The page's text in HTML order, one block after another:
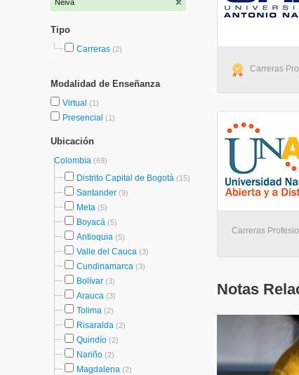
Neiva
Tipo
Carreras (2)
Modalidad de Enseñanza
Virtual (1)
Presencial (1)
Ubicación
Colombia (69)
Distrito Capital de Bogotá (15)
Santander (9)
Meta (5)
Boyacá (5)
Antioquia (5)
Valle del Cauca (3)
Cundinamarca (3)
Bolívar (3)
Arauca (3)
Tolima (2)
Risaralda (2)
Quindío (2)
Nariño (2)
Magdalena (2)
Carreras
Carreras
Notas